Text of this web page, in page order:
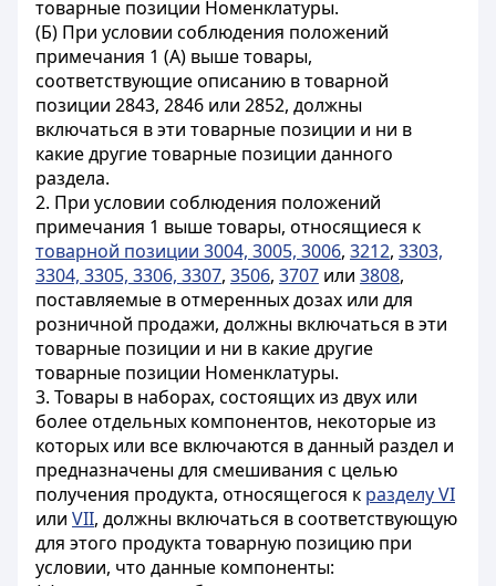
товарные позиции Номенклатуры.
(Б) При условии соблюдения положений
примечания 1 (А) выше товары,
соответствующие описанию в товарной
позиции 2843, 2846 или 2852, должны
включаться в эти товарные позиции и ни в
какие другие товарные позиции данного
раздела.
2. При условии соблюдения положений
примечания 1 выше товары, относящиеся к
товарной позиции 3004, 3005, 3006, 3212, 3303,
3304, 3305, 3306, 3307, 3506, 3707 или 3808,
поставляемые в отмеренных дозах или для
розничной продажи, должны включаться в эти
товарные позиции и ни в какие другие
товарные позиции Номенклатуры.
3. Товары в наборах, состоящих из двух или
более отдельных компонентов, некоторые из
которых или все включаются в данный раздел и
предназначены для смешивания с целью
получения продукта, относящегося к разделу VI
или VII, должны включаться в соответствующую
для этого продукта товарную позицию при
условии, что данные компоненты: